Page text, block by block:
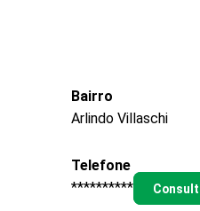
Bairro
Arlindo Villaschi
Telefone
**********